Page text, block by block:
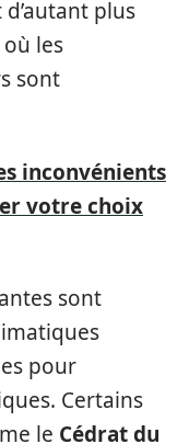
d’autant plus
les
sont
inconvénients
votre choix
sont
pour
Certains
le Cédrat du